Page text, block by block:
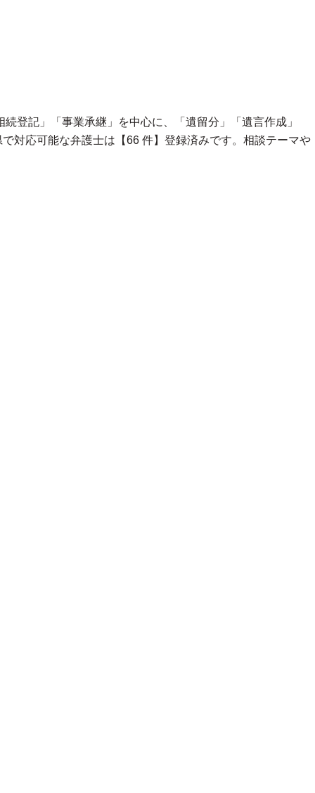
登記」「事業承継」を中心に、「遺留分」「遺言作成」
対応可能な弁護士は【66 件】登録済みです。相談テーマや